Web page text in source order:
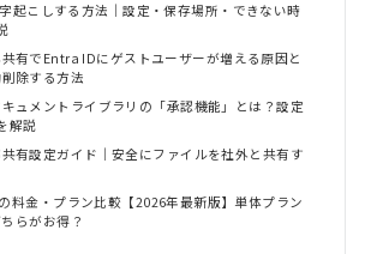
起こしする方法｜設定・保存場所・できない時
有でEntra IDにゲストユーザーが増える原因と
除する方法
ュメントライブラリの「承認機能」とは？設定
解説
有設定ガイド｜安全にファイルを社外と共有す
料金・プラン比較【2026年最新版】単体プラン
らがお得？